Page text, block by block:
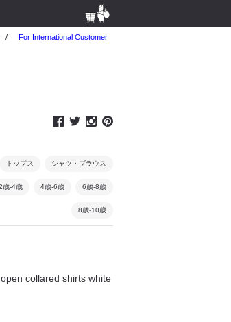
/ For International Customer
トップス シャツ・ブラウス
歳-4歳 4歳-6歳 6歳-8歳
8歳-10歳
collared shirts white